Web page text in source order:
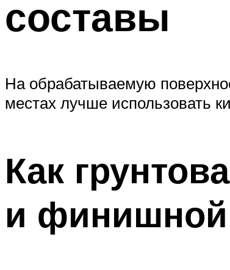
составы
На обрабатываемую
местах лучше использовать
Как
и финишной